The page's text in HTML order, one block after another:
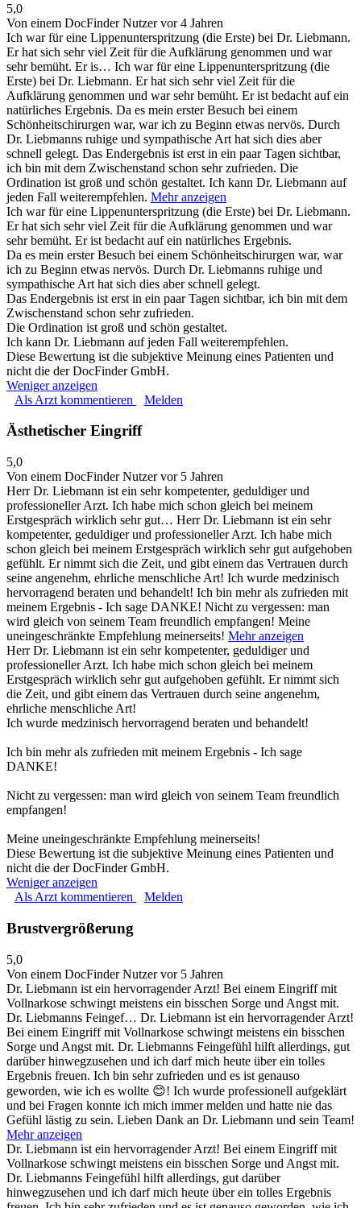
5,0
Von einem DocFinder Nutzervor 4 Jahren
Ich war für eine Lippenunterspritzung (die Erste) bei Dr. Liebmann.
Er hat sich sehr viel Zeit für die Aufklärung genommen und war
sehr bemüht. Er is… Ich war für eine Lippenunterspritzung (die
Erste) bei Dr. Liebmann. Er hat sich sehr viel Zeit für die
Aufklärung genommen und war sehr bemüht. Er ist bedacht auf ein
natürliches Ergebnis. Da es mein erster Besuch bei einem
Schönheitschirurgen war, war ich zu Beginn etwas nervös. Durch
Dr. Liebmanns ruhige und sympathische Art hat sich dies aber
schnell gelegt. Das Endergebnis ist erst in ein paar Tagen sichtbar,
ich bin mit dem Zwischenstand schon sehr zufrieden. Die
Ordination ist groß und schön gestaltet. Ich kann Dr. Liebmann auf
jeden Fall weiterempfehlen. Mehr anzeigen
Ich war für eine Lippenunterspritzung (die Erste) bei Dr. Liebmann.
Er hat sich sehr viel Zeit für die Aufklärung genommen und war
sehr bemüht. Er ist bedacht auf ein natürliches Ergebnis.
Da es mein erster Besuch bei einem Schönheitschirurgen war, war
ich zu Beginn etwas nervös. Durch Dr. Liebmanns ruhige und
sympathische Art hat sich dies aber schnell gelegt.
Das Endergebnis ist erst in ein paar Tagen sichtbar, ich bin mit dem
Zwischenstand schon sehr zufrieden.
Die Ordination ist groß und schön gestaltet.
Ich kann Dr. Liebmann auf jeden Fall weiterempfehlen.
Diese Bewertung ist die subjektive Meinung eines Patienten und
nicht die der DocFinder GmbH.
Weniger anzeigen
Als Arzt kommentieren
Melden
Ästhetischer Eingriff
5,0
Von einem DocFinder Nutzervor 5 Jahren
Herr Dr. Liebmann ist ein sehr kompetenter, geduldiger und
professioneller Arzt. Ich habe mich schon gleich bei meinem
Erstgespräch wirklich sehr gut… Herr Dr. Liebmann ist ein sehr
kompetenter, geduldiger und professioneller Arzt. Ich habe mich
schon gleich bei meinem Erstgespräch wirklich sehr gut aufgehoben
gefühlt. Er nimmt sich die Zeit, und gibt einem das Vertrauen durch
seine angenehm, ehrliche menschliche Art! Ich wurde medzinisch
hervorragend beraten und behandelt! Ich bin mehr als zufrieden mit
meinem Ergebnis - Ich sage DANKE! Nicht zu vergessen: man
wird gleich von seinem Team freundlich empfangen! Meine
uneingeschränkte Empfehlung meinerseits! Mehr anzeigen
Herr Dr. Liebmann ist ein sehr kompetenter, geduldiger und
professioneller Arzt. Ich habe mich schon gleich bei meinem
Erstgespräch wirklich sehr gut aufgehoben gefühlt. Er nimmt sich
die Zeit, und gibt einem das Vertrauen durch seine angenehm,
ehrliche menschliche Art!
Ich wurde medzinisch hervorragend beraten und behandelt!
Ich bin mehr als zufrieden mit meinem Ergebnis - Ich sage
DANKE!
Nicht zu vergessen: man wird gleich von seinem Team freundlich
empfangen!
Meine uneingeschränkte Empfehlung meinerseits!
Diese Bewertung ist die subjektive Meinung eines Patienten und
nicht die der DocFinder GmbH.
Weniger anzeigen
Als Arzt kommentieren
Melden
Brustvergrößerung
5,0
Von einem DocFinder Nutzervor 5 Jahren
Dr. Liebmann ist ein hervorragender Arzt! Bei einem Eingriff mit
Vollnarkose schwingt meistens ein bisschen Sorge und Angst mit.
Dr. Liebmanns Feingef… Dr. Liebmann ist ein hervorragender Arzt!
Bei einem Eingriff mit Vollnarkose schwingt meistens ein bisschen
Sorge und Angst mit. Dr. Liebmanns Feingefühl hilft allerdings, gut
darüber hinwegzusehen und ich darf mich heute über ein tolles
Ergebnis freuen. Ich bin sehr zufrieden und es ist genauso
geworden, wie ich es wollte 😊! Ich wurde professionell aufgeklärt
und bei Fragen konnte ich mich immer melden und hatte nie das
Gefühl lästig zu sein. Lieben Dank an Dr. Liebmann und sein Team!
Mehr anzeigen
Dr. Liebmann ist ein hervorragender Arzt! Bei einem Eingriff mit
Vollnarkose schwingt meistens ein bisschen Sorge und Angst mit.
Dr. Liebmanns Feingefühl hilft allerdings, gut darüber
hinwegzusehen und ich darf mich heute über ein tolles Ergebnis